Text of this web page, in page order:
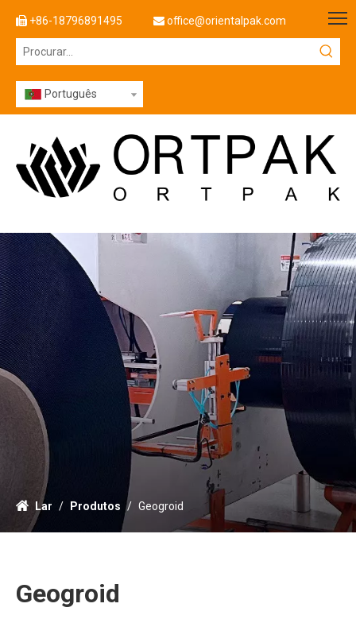
 +86-18796891495  office@orientalpak.com
Português
Lar / Produtos / Geogroid
Geogroid